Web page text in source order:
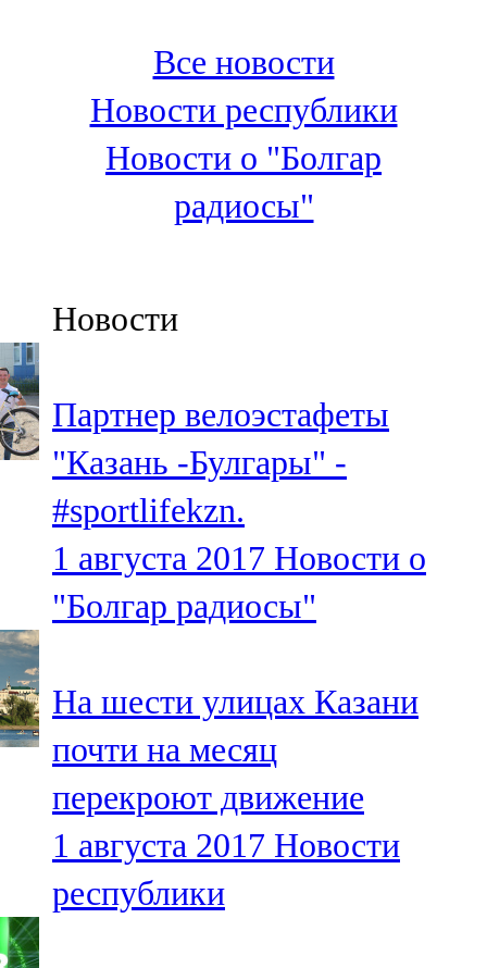
100,3 FM
Зәй
106,6 FM
Кадыбаш
105,2 FM
91,5 FM
106,1 FM
Кама тамагы
71,51 FM
Кукмара
107,9 FM
102,1 FM
Мамадыш
106,2 FM
Минзәлә
107,3 FM
Все новости
Новости республики
Новости о "Болгар
радиосы"
Новости
Партнер велоэстафеты
"Казань -Булгары" -
#sportlifekzn.
1 августа 2017 Новости о
"Болгар радиосы"
На шести улицах Казани
почти на месяц
перекроют движение
1 августа 2017 Новости
республики